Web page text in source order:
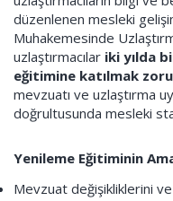
düzenlenen mesleki
Muhakemesinde
uzlaştırmacılar iki yılda
eğitimine katılmak
mevzuatı ve uzlaştırma
doğrultusunda mesleki
Yenileme Eğitiminin
Mevzuat değişikliklerini